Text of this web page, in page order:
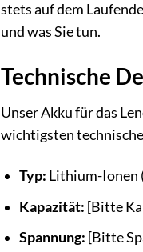
stets auf dem
und was Sie tun.
Technische
Unser Akku für das
wichtigsten
Typ: Lithium-Ionen
Kapazität: [Bitte
Spannung: [Bitte